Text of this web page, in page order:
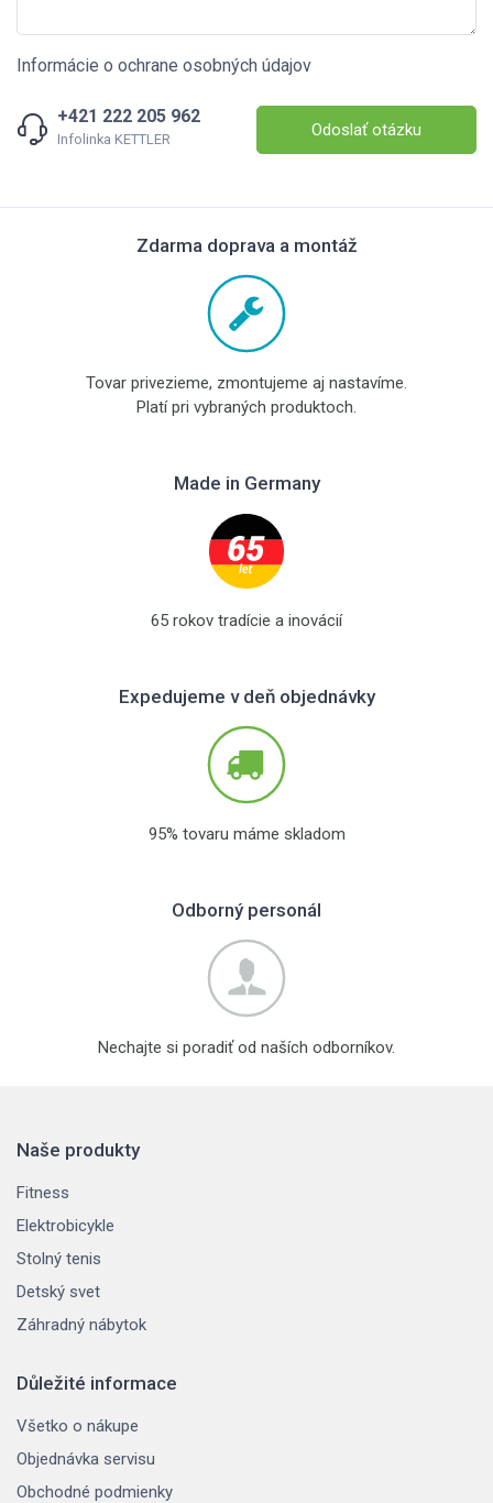
Informácie o ochrane osobných údajov
+421 222 205 962
Infolinka KETTLER Odoslať otázku
Zdarma doprava a montáž
Tovar privezieme, zmontujeme aj nastavíme.
Platí pri vybraných produktoch.
Made in Germany
65 rokov tradície a inovácií
Expedujeme v deň objednávky
95% tovaru máme skladom
Odborný personál
Nechajte si poradiť od naších odborníkov.
Naše produkty
Fitness
Elektrobicykle
Stolný tenis
Detský svet
Záhradný nábytok
Důležité informace
Všetko o nákupe
Objednávka servisu
Obchodné podmienky